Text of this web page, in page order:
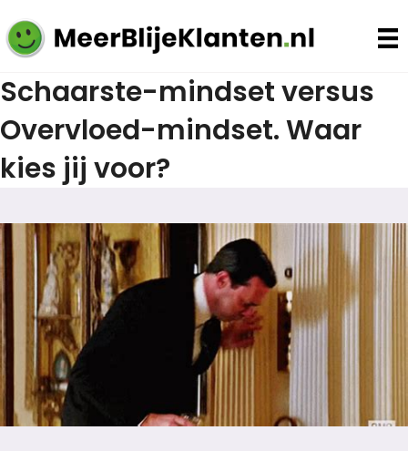
Schaarste-mindset versus
Overvloed-mindset. Waar
kies jij voor?